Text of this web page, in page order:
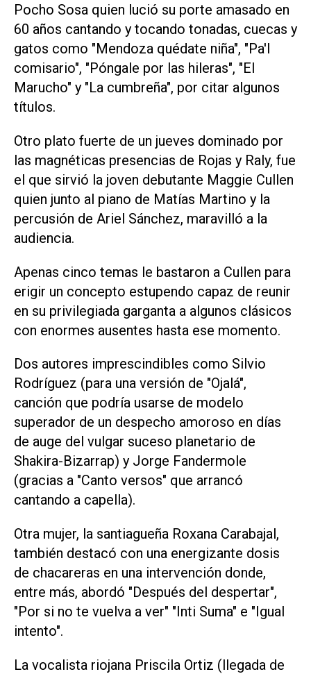
Pocho Sosa quien lució su porte amasado en
60 años cantando y tocando tonadas, cuecas y
gatos como "Mendoza quédate niña", "Pa'l
comisario", "Póngale por las hileras", "El
Marucho" y "La cumbreña", por citar algunos
títulos.
Otro plato fuerte de un jueves dominado por
las magnéticas presencias de Rojas y Raly, fue
el que sirvió la joven debutante Maggie Cullen
quien junto al piano de Matías Martino y la
percusión de Ariel Sánchez, maravilló a la
audiencia.
Apenas cinco temas le bastaron a Cullen para
erigir un concepto estupendo capaz de reunir
en su privilegiada garganta a algunos clásicos
con enormes ausentes hasta ese momento.
Dos autores imprescindibles como Silvio
Rodríguez (para una versión de "Ojalá",
canción que podría usarse de modelo
superador de un despecho amoroso en días
de auge del vulgar suceso planetario de
Shakira-Bizarrap) y Jorge Fandermole
(gracias a "Canto versos" que arrancó
cantando a capella).
Otra mujer, la santiagueña Roxana Carabajal,
también destacó con una energizante dosis
de chacareras en una intervención donde,
entre más, abordó "Después del despertar",
"Por si no te vuelva a ver" "Inti Suma" e "Igual
intento".
La vocalista riojana Priscila Ortiz (llegada de